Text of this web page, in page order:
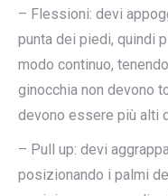
– Flessioni: devi
punta dei piedi, quindi
modo continuo,
ginocchia non devono
devono essere più alti
– Pull up: devi
posizionando i palmi